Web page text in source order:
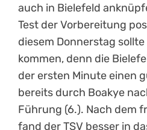
auch in Bielefeld
Test der Vorbereitung
diesem Donnerstag
kommen, denn die
der ersten Minute einen
bereits durch Boakye
Führung (6.). Nach dem
fand der TSV besser in